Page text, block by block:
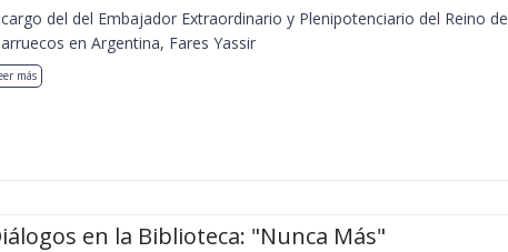
del del Embajador Extraordinario y Plenipotenciario del Reino de
en Argentina, Fares Yassir
más
en la Biblioteca: "Nunca Más"